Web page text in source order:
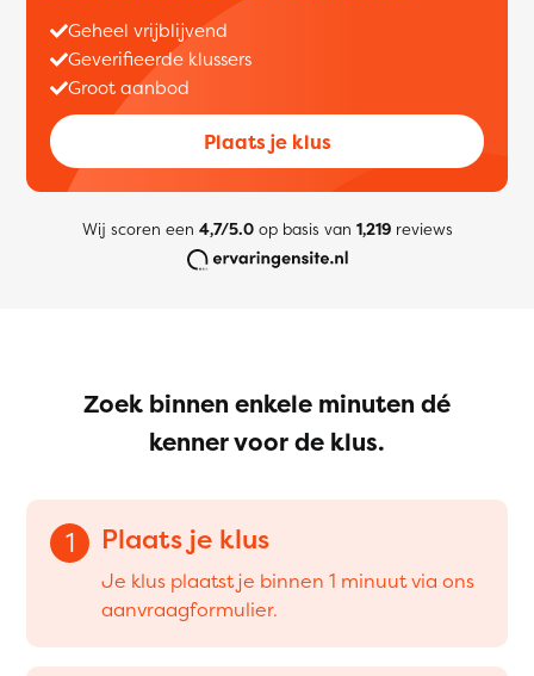
Geheel vrijblijvend
Geverifieerde klussers
Groot aanbod
Plaats je klus
Wij scoren een 4,7/5.0op basis van 1,219reviews
Zoek binnen enkele minuten dé
kenner voor de klus.
1 Plaats je klus
Je klus plaatst je binnen 1 minuut via ons
aanvraagformulier.